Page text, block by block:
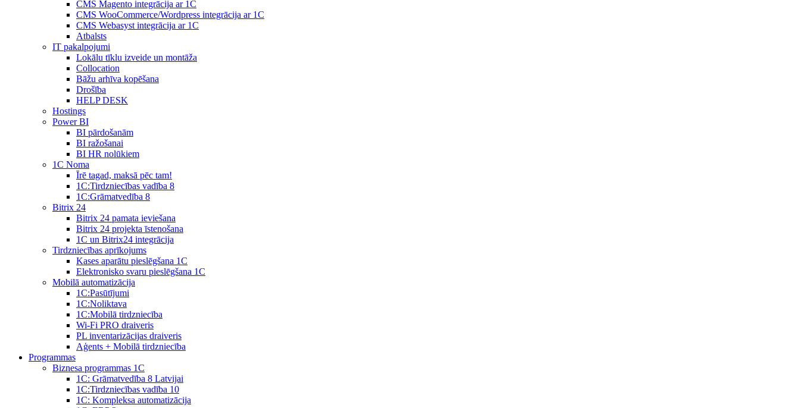
CMS Magento integrācija ar 1C
CMS WooCommerce/Wordpress integrācija ar 1C
CMS Webasyst integrācija ar 1C
Atbalsts
IT pakalpojumi
Lokālu tīklu izveide un montāža
Collocation
Bāžu arhīva kopēšana
Drošība
HELP DESK
Hostings
Power BI
BI pārdošanām
BI ražošanai
BI HR nolūkiem
1C Noma
Īrē tagad, maksā pēc tam!
1С:Tirdzniecības vadība 8
1С:Grāmatvedība 8
Bitrix 24
Bitrix 24 pamata ieviešana
Bitrix 24 projekta īstenošana
1C un Bitrix24 integrācija
Tirdzniecības aprīkojums
Kases aparātu pieslēgšana 1C
Elektronisko svaru pieslēgšana 1C
Mobilā automatizācija
1С:Pasūtījumi
1С:Noliktava
1С:Mobilā tirdzniecība
Wi-Fi PRO draiveris
PL inventarizācijas draiveris
Aģents + Mobilā tirdzniecība
Programmas
Biznesa programmas 1C
1C: Grāmatvedība 8 Latvijai
1C:Tirdzniecības vadība 10
1С: Kompleksa automatizācija